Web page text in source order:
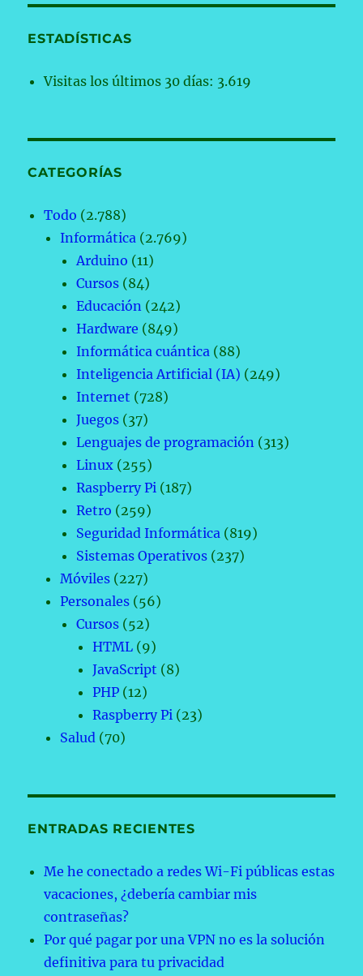
ESTADÍSTICAS
Visitas los últimos 30 días: 3.619
CATEGORÍAS
Todo (2.788)
Informática (2.769)
Arduino (11)
Cursos (84)
Educación (242)
Hardware (849)
Informática cuántica (88)
Inteligencia Artificial (IA) (249)
Internet (728)
Juegos (37)
Lenguajes de programación (313)
Linux (255)
Raspberry Pi (187)
Retro (259)
Seguridad Informática (819)
Sistemas Operativos (237)
Móviles (227)
Personales (56)
Cursos (52)
HTML (9)
JavaScript (8)
PHP (12)
Raspberry Pi (23)
Salud (70)
ENTRADAS RECIENTES
Me he conectado a redes Wi-Fi públicas estas
vacaciones, ¿debería cambiar mis
contraseñas?
Por qué pagar por una VPN no es la solución
definitiva para tu privacidad